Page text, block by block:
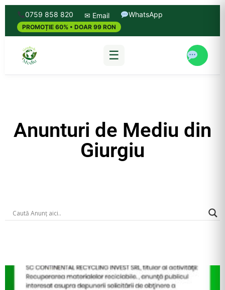
0759 858 820 ✉ Email WhatsApp
PROMOȚIE 60% • DOAR 99 RON
☰
Anunturi de Mediu din
Giurgiu